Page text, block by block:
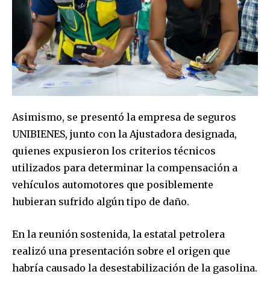
Join our community of
SUBSCRIBERS and be part of the
conversation.
Asimismo, se presentó la empresa de seguros
UNIBIENES, junto con la Ajustadora designada,
quienes expusieron los criterios técnicos
utilizados para determinar la compensación a
vehículos automotores que posiblemente
hubieran sufrido algún tipo de daño.
En la reunión sostenida, la estatal petrolera
realizó una presentación sobre el origen que
habría causado la desestabilización de la gasolina.